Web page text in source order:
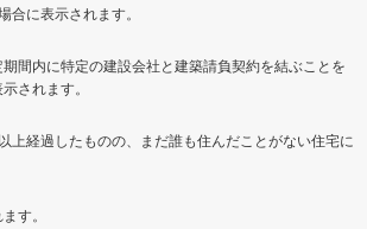
合に表示されます。
間内に特定の建設会社と建築請負契約を結ぶことを
されます。
上経過したものの、まだ誰も住んだことがない住宅に
す。